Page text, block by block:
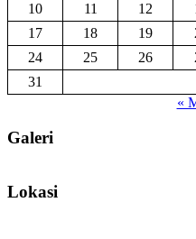
10
11 12
17
18 19
24
25 26
31
«
Galeri
Lokasi